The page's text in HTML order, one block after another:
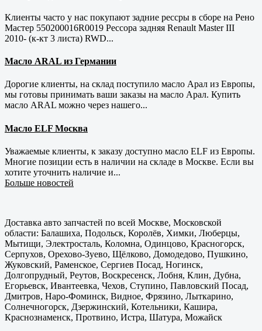
Клиенты часто у нас покупают задние рессры в сборе на Рено
Мастер 550200016R0019 Рессора задняя Renault Master III
2010- (к-кт 3 листа) RWD...
Масло ARAL из Германии
Дорогие клиенты, на склад поступило масло Арал из Европы,
мы готовы принимать ваши заказы на масло Арал. Купить
масло ARAL можно через нашего...
Масло ELF Москва
Уважаемые клиенты, к заказу доступно масло ELF из Европы.
Многие позиции есть в наличии на складе в Москве. Если вы
хотите уточнить наличие и...
Больше новостей
Доставка авто запчастей по всей Москве, Московской
области: Балашиха, Подольск, Королёв, Химки, Люберцы,
Мытищи, Электросталь, Коломна, Одинцово, Красногорск,
Серпухов, Орехово-Зуево, Щёлково, Домодедово, Пушкино,
Жуковский, Раменское, Сергиев Посад, Ногинск,
Долгопрудный, Реутов, Воскресенск, Лобня, Клин, Дубна,
Егорьевск, Ивантеевка, Чехов, Ступино, Павловский Посад,
Дмитров, Наро-Фоминск, Видное, Фрязино, Лыткарино,
Солнечногорск, Дзержинский, Котельники, Кашира,
Краснознаменск, Протвино, Истра, Шатура, Можайск